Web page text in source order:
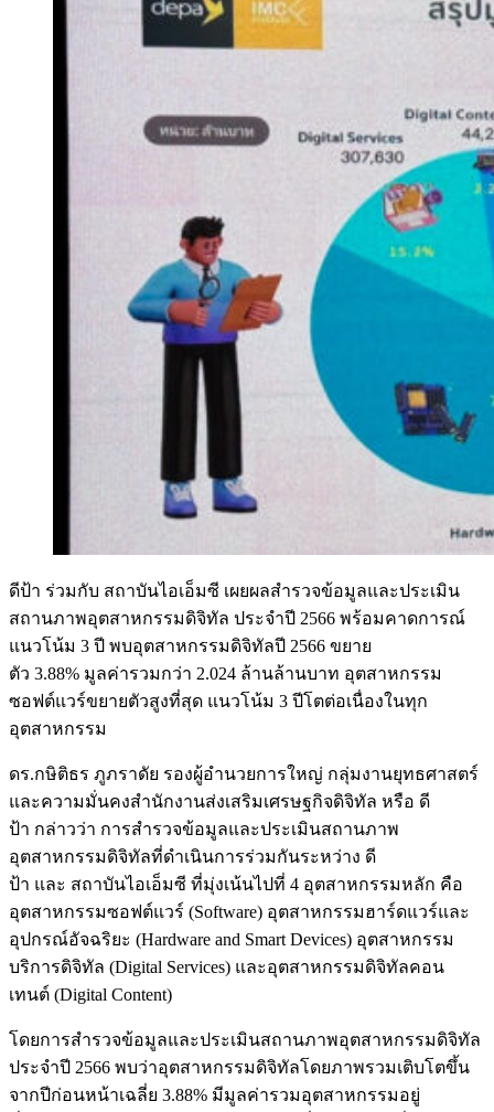
ดีป้า ร่วมกับ สถาบันไอเอ็มซี เผยผลสำรวจข้อมูลและประเมิน
สถานภาพอุตสาหกรรมดิจิทัล ประจำปี 2566 พร้อมคาดการณ์
แนวโน้ม 3 ปี พบอุตสาหกรรมดิจิทัลปี 2566 ขยาย
ตัว 3.88% มูลค่ารวมกว่า 2.024 ล้านล้านบาท อุตสาหกรรม
ซอฟต์แวร์ขยายตัวสูงที่สุด แนวโน้ม 3 ปีโตต่อเนื่องในทุก
อุตสาหกรรม
ดร.กษิติธร ภูภราดัย รองผู้อำนวยการใหญ่ กลุ่มงานยุทธศาสตร์
และความมั่นคงสำนักงานส่งเสริมเศรษฐกิจดิจิทัล หรือ ดี
ป้า กล่าวว่า การสำรวจข้อมูลและประเมินสถานภาพ
อุตสาหกรรมดิจิทัลที่ดำเนินการร่วมกันระหว่าง ดี
ป้า และ สถาบันไอเอ็มซี ที่มุ่งเน้นไปที่ 4 อุตสาหกรรมหลัก คือ
อุตสาหกรรมซอฟต์แวร์ (Software) อุตสาหกรรมฮาร์ดแวร์และ
อุปกรณ์อัจฉริยะ (Hardware and Smart Devices) อุตสาหกรรม
บริการดิจิทัล (Digital Services) และอุตสาหกรรมดิจิทัลคอน
เทนต์ (Digital Content)
โดยการสำรวจข้อมูลและประเมินสถานภาพอุตสาหกรรมดิจิทัล
ประจำปี 2566 พบว่าอุตสาหกรรมดิจิทัลโดยภาพรวมเติบโตขึ้น
จากปีก่อนหน้าเฉลี่ย 3.88% มีมูลค่ารวมอุตสาหกรรมอยู่